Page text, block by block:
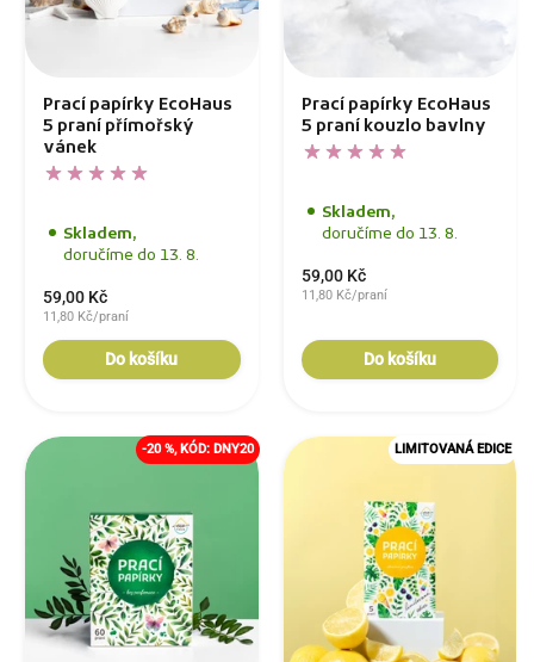
Prací papírky EcoHaus
5 praní přímořský
vánek
Skladem,
doručíme do 13. 8.
59,00 Kč
11,80 Kč/praní
Do košíku
Prací papírky EcoHaus
5 praní kouzlo bavlny
Skladem,
doručíme do 13. 8.
59,00 Kč
11,80 Kč/praní
Do košíku
-20 %, KÓD: DNY20 LIMITOVANÁ EDICE